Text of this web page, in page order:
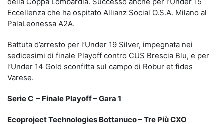
Eccellenza che ha ospitato Allianz Social O.S.A. Milano al
PalaLeonessa A2A.
Battuta d’arresto per l’Under 19 Silver, impegnata nei
sedicesimi di finale Playoff contro CUS Brescia Blu, e per
l’Under 14 Gold sconfitta sul campo di Robur et fides
Varese.
Serie C – Finale Playoff – Gara 1
Ecoproject Technologies Bottanuco – Tre Più CXO